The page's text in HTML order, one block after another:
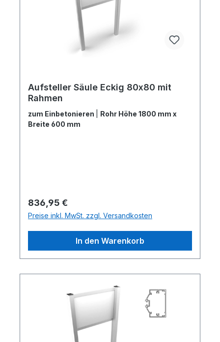
Aufsteller Säule Eckig 80x80 mit
Rahmen
zum Einbetonieren
Rohr Höhe 1800 mm x
Breite 600 mm
Regulärer Preis:
836,95 €
Preise inkl. MwSt. zzgl. Versandkosten
In den Warenkorb